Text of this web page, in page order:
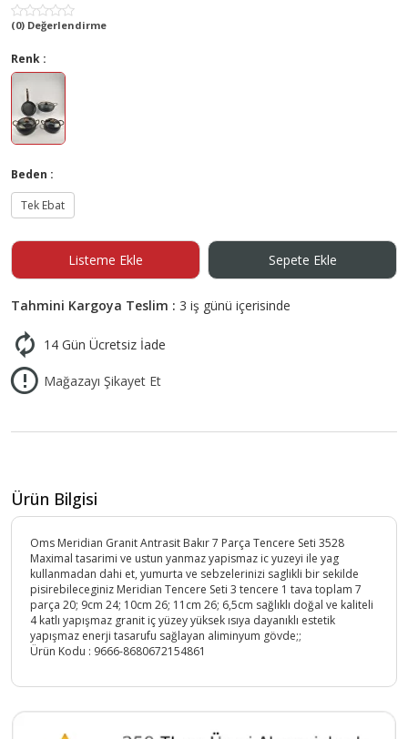
(0) Değerlendirme
Renk :
Beden :
Tek Ebat
Listeme Ekle Sepete Ekle
Tahmini Kargoya Teslim : 3 iş günü içerisinde
14 Gün Ücretsiz İade
Mağazayı Şikayet Et
Ürün Bilgisi
Oms Meridian Granit Antrasit Bakır 7 Parça Tencere Seti 3528
Maximal tasarimi ve ustun yanmaz yapismaz ic yuzeyi ile yag
kullanmadan dahi et, yumurta ve sebzelerinizi saglikli bir sekilde
pisirebileceginiz Meridian Tencere Seti 3 tencere 1 tava toplam 7
parça 20; 9cm 24; 10cm 26; 11cm 26; 6,5cm sağlıklı doğal ve kaliteli
4 katlı yapışmaz granit iç yüzey yüksek ısıya dayanıklı estetik
yapışmaz enerji tasarufu sağlayan aliminyum gövde;;
Ürün Kodu : 9666-8680672154861